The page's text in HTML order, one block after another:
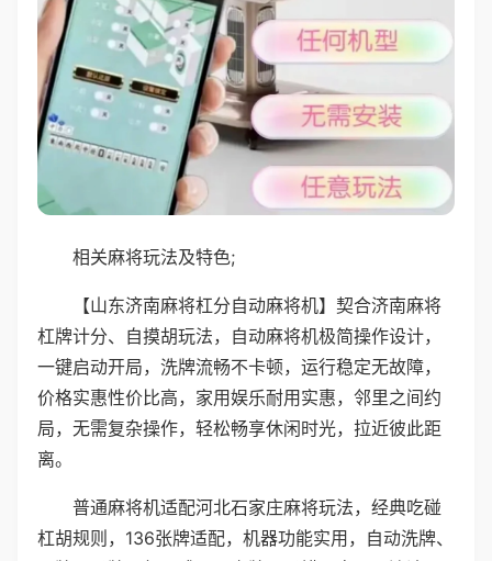
相关麻将玩法及特色;
【山东济南麻将杠分自动麻将机】契合济南麻将
杠牌计分、自摸胡玩法，自动麻将机极简操作设计，
一键启动开局，洗牌流畅不卡顿，运行稳定无故障，
价格实惠性价比高，家用娱乐耐用实惠，邻里之间约
局，无需复杂操作，轻松畅享休闲时光，拉近彼此距
离。
普通麻将机适配河北石家庄麻将玩法，经典吃碰
杠胡规则，136张牌适配，机器功能实用，自动洗牌、